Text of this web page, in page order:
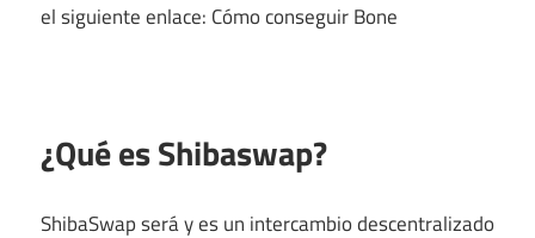
el siguiente enlace: Cómo conseguir Bone
¿Qué es Shibaswap?
ShibaSwap será y es un intercambio descentralizado